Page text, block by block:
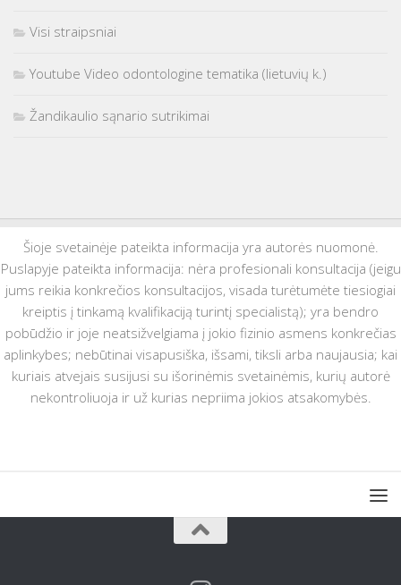
Visi straipsniai
Youtube Video odontologine tematika (lietuvių k.)
Žandikaulio sąnario sutrikimai
Šioje svetainėje pateikta informacija yra autorės nuomonė.
Puslapyje pateikta informacija: nėra profesionali konsultacija (jeigu
jums reikia konkrečios konsultacijos, visada turėtumėte tiesiogiai
kreiptis į tinkamą kvalifikaciją turintį specialistą); yra bendro
pobūdžio ir joje neatsižvelgiama į jokio fizinio asmens konkrečias
aplinkybes; nebūtinai visapusiška, išsami, tiksli arba naujausia; kai
kuriais atvejais susijusi su išorinėmis svetainėmis, kurių autorė
nekontroliuoja ir už kurias nepriima jokios atsakomybės.